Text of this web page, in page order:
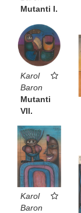
Mutanti I.
Karol
Baron
Mutanti
VII.
Karol
Baron